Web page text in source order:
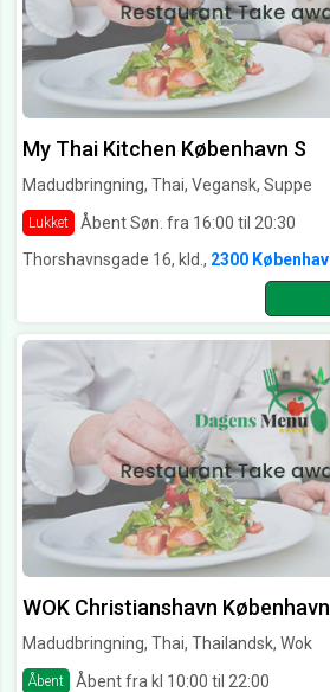
My Thai Kitchen København S
Madudbringning, Thai, Vegansk, Suppe
Lukket
Åbent Søn. fra 16:00 til 20:30
Thorshavnsgade 16, kld., 2300
WOK Christianshavn København
Madudbringning, Thai, Thailandsk, Wok
Åbent
Åbent fra kl 10:00 til 22:00